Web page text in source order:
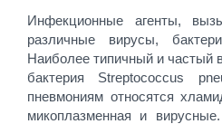
Инфекционные агенты,
различные вирусы,
Наиболее типичный и частый
бактерия Streptococcus
пневмониям относятся
микоплазменная и